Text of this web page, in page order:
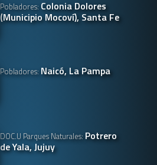
Pobladores: Colonia Dolores
(Municipio Mocoví), Santa Fe
Pobladores: Naicó, La Pampa
DOC.U Parques Naturales: Potrero
de Yala, Jujuy